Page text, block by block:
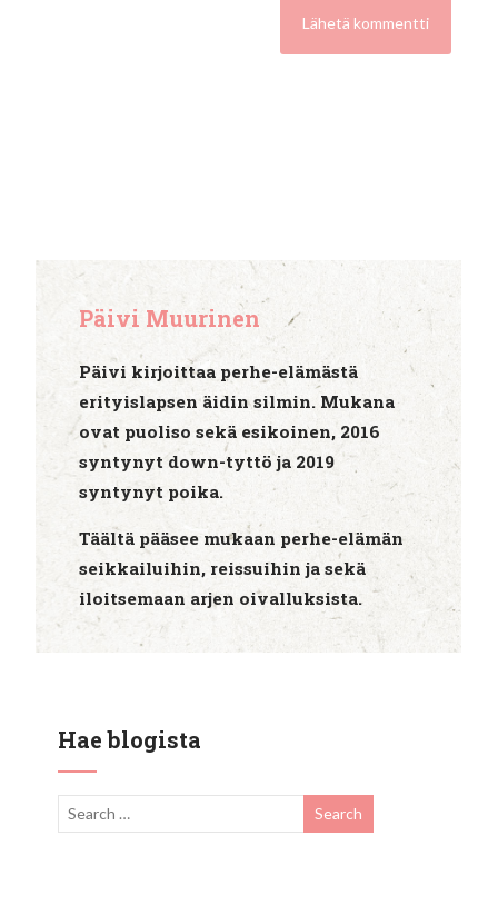
Päivi Muurinen
Päivi kirjoittaa perhe-elämästä
erityislapsen äidin silmin. Mukana
ovat puoliso sekä esikoinen, 2016
syntynyt down-tyttö ja 2019
syntynyt poika.
Täältä pääsee mukaan perhe-elämän
seikkailuihin, reissuihin ja sekä
iloitsemaan arjen oivalluksista.
Hae blogista